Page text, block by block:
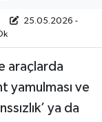
25.05.2026 -
araçlarda
yamulması ve
ya da